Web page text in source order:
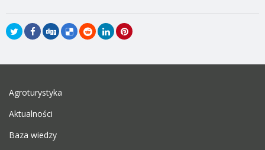
Agroturystyka
Aktualności
Baza wiedzy